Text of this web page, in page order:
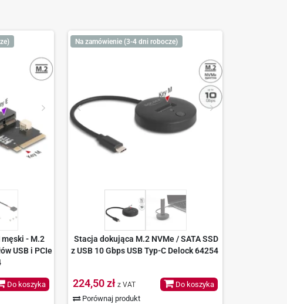
męski - M.2
USB i PCIe
Do koszyka
Na zamówienie (3-4 dni robocze)
Stacja dokująca M.2 NVMe / SATA SSD
z USB 10 Gbps USB Typ-C Delock 64254
224,50 zł z VAT
Porównaj produkt
Do koszyka